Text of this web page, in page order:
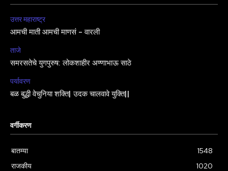
उत्तर महाराष्ट्र
आमची माती आमची माणसं – वारली
ताजे
समरसतेचे युगपुरुष: लोकशाहीर अण्णाभाऊ साठे
पर्यावरण
बळ बुद्धी वेचुनिया शक्ति| उदक चालवावे युक्ति||
वर्गीकरण
बातम्या
1548
राजकीय
1020